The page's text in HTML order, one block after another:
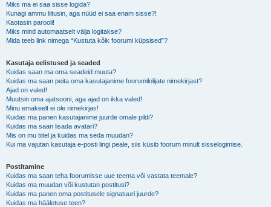
Miks ma ei saa sisse logida?
Kunagi ammu liitusin, aga nüüd ei saa enam sisse?!
Kaotasin parooli!
Miks mind automaatselt välja logitakse?
Mida teeb link nimega “Kustuta kõik foorumi küpsised”?
Kasutaja eelistused ja seaded
Kuidas saan ma oma seadeid muuta?
Kuidas ma saan peita oma kasutajanime foorumilolijate nimekirjast?
Ajad on valed!
Muutsin oma ajatsooni, aga ajad on ikka valed!
Minu emakeelt ei ole nimekirjas!
Kuidas ma panen kasutajanime juurde omale pildi?
Kuidas ma saan lisada avatari?
Mis on mu tiitel ja kuidas ma seda muudan?
Kui ma vajutan kasutaja e-posti lingi peale, siis küsib foorum minult sisselogimise.
Postitamine
Kuidas ma saan teha foorumisse uue teema või vastata teemale?
Kuidas ma muudan või kustutan postitusi?
Kuidas ma panen oma postitusele signatuuri juurde?
Kuidas ma hääletuse teen?